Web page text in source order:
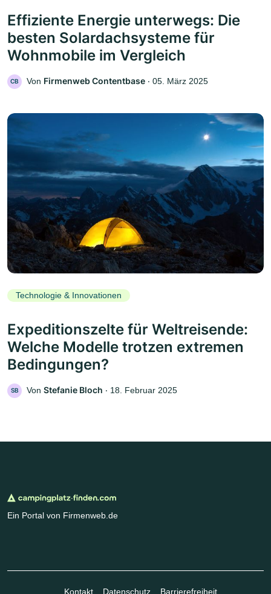
Effiziente Energie unterwegs: Die
besten Solardachsysteme für
Wohnmobile im Vergleich
CB Von Firmenweb Contentbase ‧ 05. März 2025
Technologie & Innovationen
Expeditionszelte für Weltreisende:
Welche Modelle trotzen extremen
Bedingungen?
SB Von Stefanie Bloch ‧ 18. Februar 2025
Ein Portal von Firmenweb.de
Kontakt Datenschutz Barrierefreiheit